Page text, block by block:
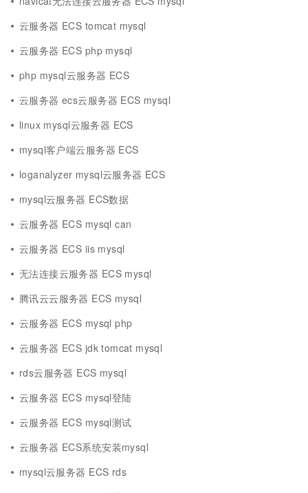
云服务器 ECS tomcat mysql
云服务器 ECS php mysql
php mysql云服务器 ECS
云服务器 ecs云服务器 ECS mysql
linux mysql云服务器 ECS
mysql客户端云服务器 ECS
loganalyzer mysql云服务器 ECS
mysql云服务器 ECS数据
云服务器 ECS mysql can
云服务器 ECS iis mysql
无法连接云服务器 ECS mysql
腾讯云云服务器 ECS mysql
云服务器 ECS mysql php
云服务器 ECS jdk tomcat mysql
rds云服务器 ECS mysql
云服务器 ECS mysql登陆
云服务器 ECS mysql测试
云服务器 ECS系统安装mysql
mysql云服务器 ECS rds